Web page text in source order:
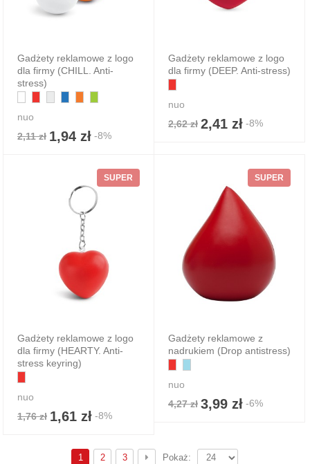
Gadżety reklamowe z logo
dla firmy (CHILL. Anti-
stress)
nuo
2,11 zł 1,94 zł -8%
Gadżety reklamowe z logo
dla firmy (DEEP. Anti-stress)
nuo
2,62 zł 2,41 zł -8%
SUPER
Gadżety reklamowe z logo
dla firmy (HEARTY. Anti-
stress keyring)
nuo
1,76 zł 1,61 zł -8%
SUPER
Gadżety reklamowe z
nadrukiem (Drop antistress)
nuo
4,27 zł 3,99 zł -6%
1 2 3 Pokaż: